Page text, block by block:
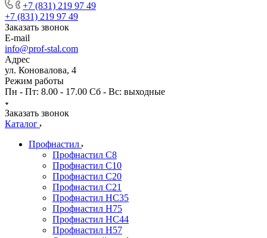
+7 (831) 219 97 49
+7 (831) 219 97 49
Заказать звонок
E-mail
info@prof-stal.com
Адрес
ул. Коновалова, 4
Режим работы
Пн - Пт: 8.00 - 17.00 Сб - Вс: выходные
Заказать звонок
Каталог
Профнастил
Профнастил С8
Профнастил С10
Профнастил С20
Профнастил С21
Профнастил НС35
Профнастил Н75
Профнастил HC44
Профнастил Н57